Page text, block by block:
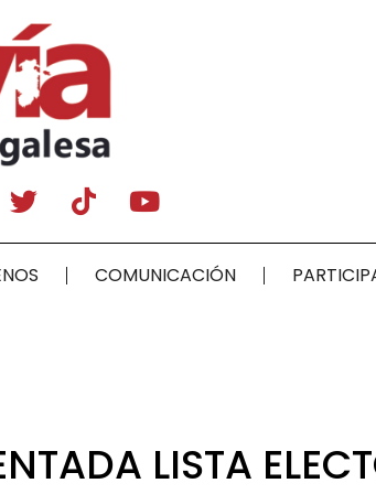
COMUNICACIÓN
LISTA